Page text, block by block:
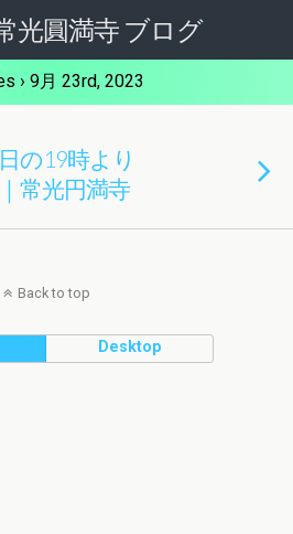
光圓満寺 ブログ
› 9月 23rd, 2023
の19時より
常光円満寺
Back to top
Desktop